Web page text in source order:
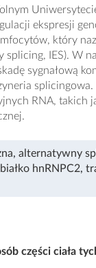
ekspresji
który
splicing, IES). W
sygnałową
splicingowa.
RNA, takich
, alternatywny
białko hnRNPC2,
części ciała